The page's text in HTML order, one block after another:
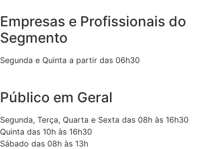
Empresas e Profissionais do
Segmento
Segunda e Quinta a partir das 06h30
Público em Geral
Segunda, Terça, Quarta e Sexta das 08h às 16h30
Quinta das 10h às 16h30
Sábado das 08h às 13h